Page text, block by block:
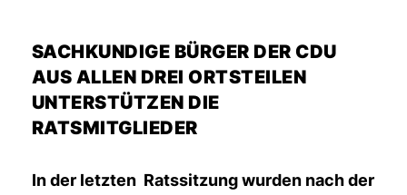
SACHKUNDIGE BÜRGER DER CDU
AUS ALLEN DREI ORTSTEILEN
UNTERSTÜTZEN DIE
RATSMITGLIEDER
In der letzten Ratssitzung wurden nach der